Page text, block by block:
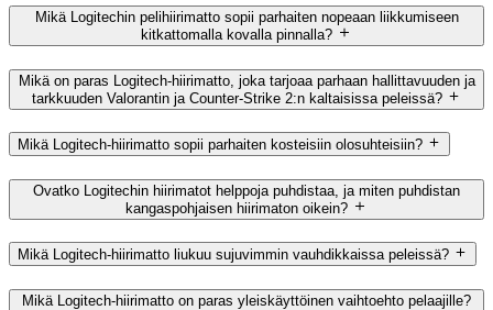
Mikä Logitechin pelihiirimatto sopii parhaiten nopeaan liikkumiseen
kitkattomalla kovalla pinnalla?
Mikä on paras Logitech-hiirimatto, joka tarjoaa parhaan hallittavuuden ja
tarkkuuden Valorantin ja Counter-Strike 2:n kaltaisissa peleissä?
Mikä Logitech-hiirimatto sopii parhaiten kosteisiin olosuhteisiin?
Ovatko Logitechin hiirimatot helppoja puhdistaa, ja miten puhdistan
kangaspohjaisen hiirimaton oikein?
Mikä Logitech-hiirimatto liukuu sujuvimmin vauhdikkaissa peleissä?
Mikä Logitech-hiirimatto on paras yleiskäyttöinen vaihtoehto pelaajille?